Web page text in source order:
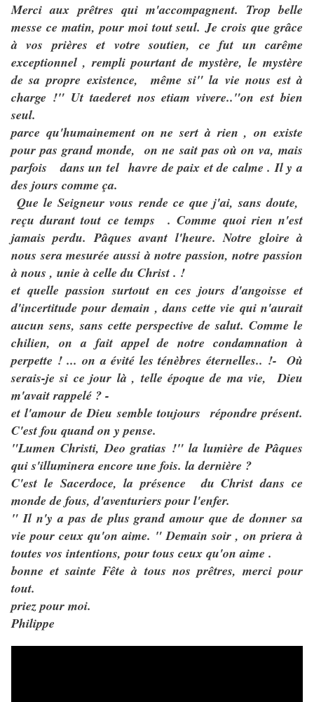
Merci aux prêtres qui m'accompagnent. Trop belle
messe ce matin, pour moi tout seul. Je crois que grâce
à vos prières et votre soutien, ce fut un carême
exceptionnel , rempli pourtant de mystère, le mystère
de sa propre existence, même si" la vie nous est à
charge !" Ut taederet nos etiam vivere.."on est bien
seul.
parce qu'humainement on ne sert à rien , on existe
pour pas grand monde, on ne sait pas où on va, mais
parfois
dans un tel havre de paix et de calme . Il y a
des jours comme ça.
Que le Seigneur vous rende ce que j'ai, sans doute,
reçu durant tout ce temps . Comme quoi rien n'est
jamais perdu. Pâques avant l'heure. Notre gloire à
nous sera mesurée aussi à notre passion, notre passion
à nous , unie à celle du Christ . !
et quelle passion surtout en ces jours d'angoisse et
d'incertitude pour demain , dans cette vie qui n'aurait
aucun sens, sans cette perspective de salut. Comme le
chilien, on a fait appel de notre condamnation à
perpette ! ... on a évité les ténèbres éternelles.. !- Où
serais-je si ce jour là , telle époque de ma vie, Dieu
m'avait rappelé ? -
et l'amour de Dieu semble toujours répondre présent.
C'est fou quand on y pense.
"Lumen Christi, Deo gratias !" la lumière de Pâques
qui s'illuminera encore une fois. la dernière ?
C'est le Sacerdoce, la présence du Christ dans ce
monde de fous, d'aventuriers pour l'enfer.
" Il n'y a pas de plus grand amour que de donner sa
vie pour ceux qu'on aime. " Demain soir , on priera à
toutes vos intentions, pour tous ceux qu'on aime .
bonne et sainte Fête à tous nos prêtres, merci pour
tout.
priez pour moi.
Philippe